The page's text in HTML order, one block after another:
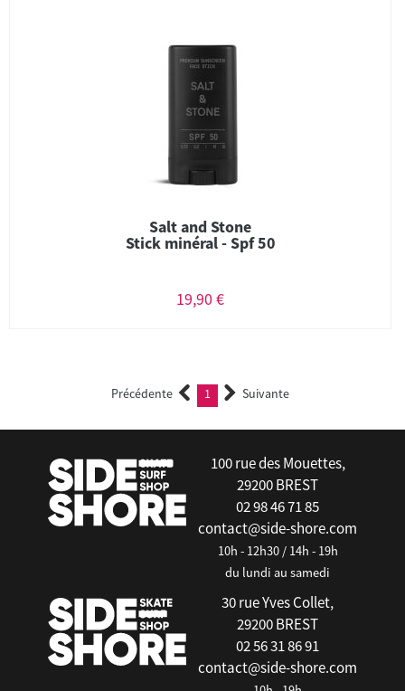
Salt and Stone
Stick minéral - Spf 50
19,90 €
Précédente 1 (current)Suivante
100 rue des Mouettes,
29200 BREST
02 98 46 71 85
contact@side-shore.com
10h - 12h30 / 14h - 19h
du lundi au samedi
30 rue Yves Collet,
29200 BREST
02 56 31 86 91
contact@side-shore.com